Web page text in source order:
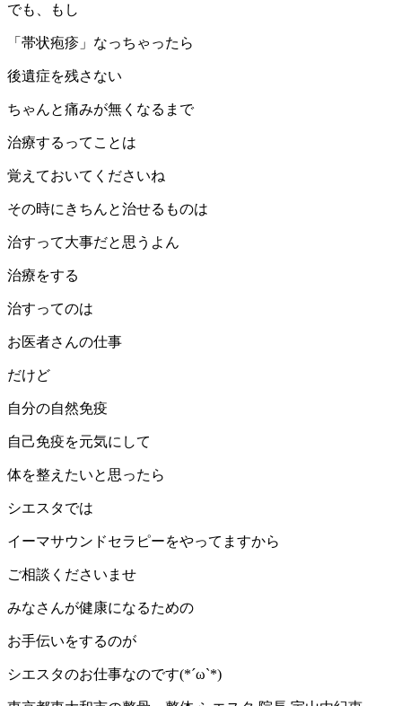
でも、もし
「帯状疱疹」なっちゃったら
後遺症を残さない
ちゃんと痛みが無くなるまで
治療するってことは
覚えておいてくださいね
その時にきちんと治せるものは
治すって大事だと思うよん
治療をする
治すってのは
お医者さんの仕事
だけど
自分の自然免疫
自己免疫を元気にして
体を整えたいと思ったら
シエスタでは
イーマサウンドセラピーをやってますから
ご相談くださいませ
みなさんが健康になるための
お手伝いをするのが
シエスタのお仕事なのです(*´ω`*)